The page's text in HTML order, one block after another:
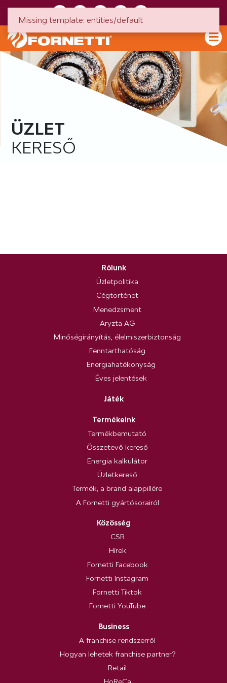
ÜZLET
KERESŐ
Rólunk
Üzletpolitika
Cégtörténet
Menedzsment
Aryzta AG
Minőségirányítás, élelmiszerbiztonság
Fenntarthatóság
Energiahatékonyság
Éves jelentések
Játék
Termékeink
Termékbemutató
Összetevő kereső
Energia kalkulátor
Üzletkereső
Termék, a brand alappillére
A Fornetti gyártósorairól
Közösség
CSR
Hírek
Fornetti Facebook
Fornetti Instagram
Fornetti Tiktok
Fornetti YouTube
Business
A franchise rendszerről
Hogyan lehetek franchise partner?
Retail
Missing template: entities/default